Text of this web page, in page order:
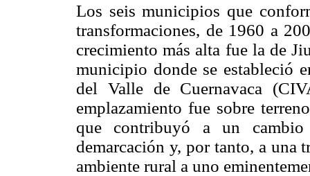
Los seis municipios que
transformaciones, de 1960 a
crecimiento más alta fue la de
municipio donde se estableció
del Valle de Cuernavaca
emplazamiento fue sobre
que contribuyó a un
demarcación y, por tanto, a una
ambiente rural a uno